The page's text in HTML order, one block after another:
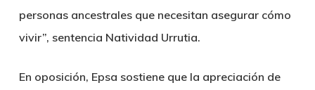
personas ancestrales que necesitan asegurar cómo
vivir”, sentencia Natividad Urrutia.
En oposición, Epsa sostiene que la apreciación de